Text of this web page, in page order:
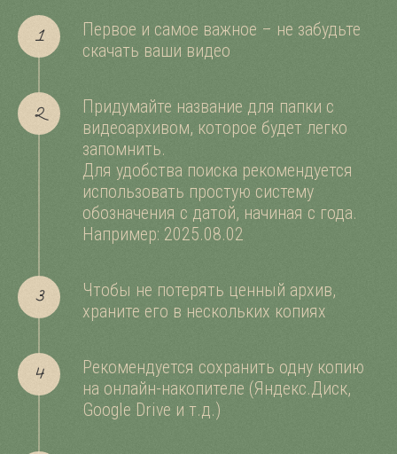
Первое и самое важное – не забудьте
скачать ваши видео
Придумайте название для папки с
видеоархивом, которое будет легко
запомнить.
Для удобства поиска рекомендуется
использовать простую систему
обозначения с датой, начиная с года.
Например: 2025.08.02
Чтобы не потерять ценный архив,
храните его в нескольких копиях
Рекомендуется сохранить одну копию
на онлайн-накопителе (Яндекс.Диск,
Google Drive и т.д.)
TELEGRAMM
YOUTUBE
СЛЕДИТЕ ЗА НОВЫМИ
ИСТОРИЯМИ